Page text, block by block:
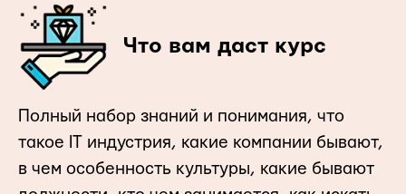
Что вам даст курс
Полный набор знаний и понимания, что
такое IT индустрия, какие компании бывают,
в чем особенность культуры, какие бывают